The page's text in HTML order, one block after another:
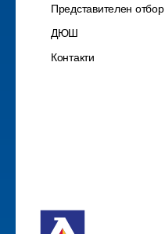
Представителен отбор
ДЮШ
Контакти